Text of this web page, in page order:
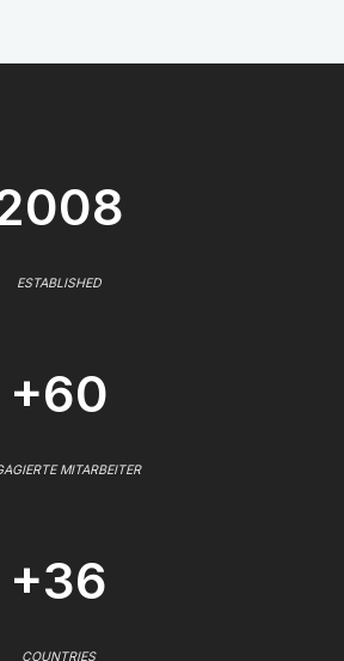
ESTABLISHED
+60
MITARBEITER
+36
COUNTRIES